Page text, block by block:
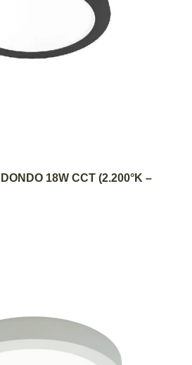
AL CARRITO
18W CCT (2.200°K –